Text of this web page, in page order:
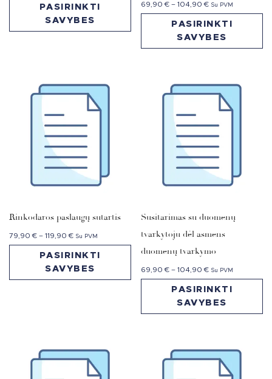
PASIRINKTI
SAVYBES
69,90€ – 104,90€ Su PVM
PASIRINKTI
SAVYBES
Rinkodaros paslaugų sutartis
79,90€ – 119,90€ Su PVM
PASIRINKTI
SAVYBES
Susitarimas su duomenų
tvarkytoju dėl asmens
duomenų tvarkymo
69,90€ – 104,90€ Su PVM
PASIRINKTI
SAVYBES